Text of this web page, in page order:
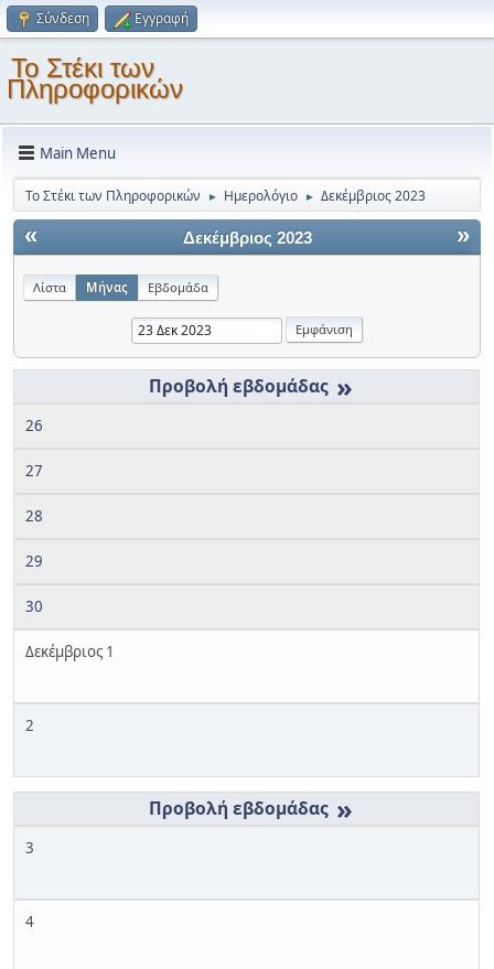
Σύνδεση Εγγραφή
Το Στέκι των
Πληροφορικών
Main Menu
Το Στέκι των Πληροφορικών ► Ημερολόγιο ► Δεκέμβριος 2023
« »
Δεκέμβριος 2023
Λίστα Μήνας Εβδομάδα
»
26
27
28
29
30
Δεκέμβριος 1
2
»
3
4